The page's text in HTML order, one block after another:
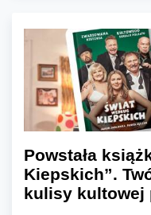
Powstała
Kiepskich”.
kulisy kultowej